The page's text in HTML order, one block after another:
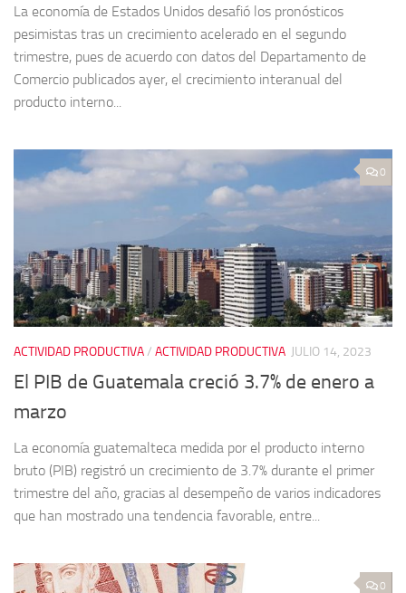
La economía de Estados Unidos desafió los pronósticos
pesimistas tras un crecimiento acelerado en el segundo
trimestre, pues de acuerdo con datos del Departamento de
Comercio publicados ayer, el crecimiento interanual del
producto interno...
0
ACTIVIDAD PRODUCTIVA/ ACTIVIDAD PRODUCTIVA JULIO 14, 2023
El PIB de Guatemala creció 3.7% de enero a
marzo
La economía guatemalteca medida por el producto interno
bruto (PIB) registró un crecimiento de 3.7% durante el primer
trimestre del año, gracias al desempeño de varios indicadores
que han mostrado una tendencia favorable, entre...
0